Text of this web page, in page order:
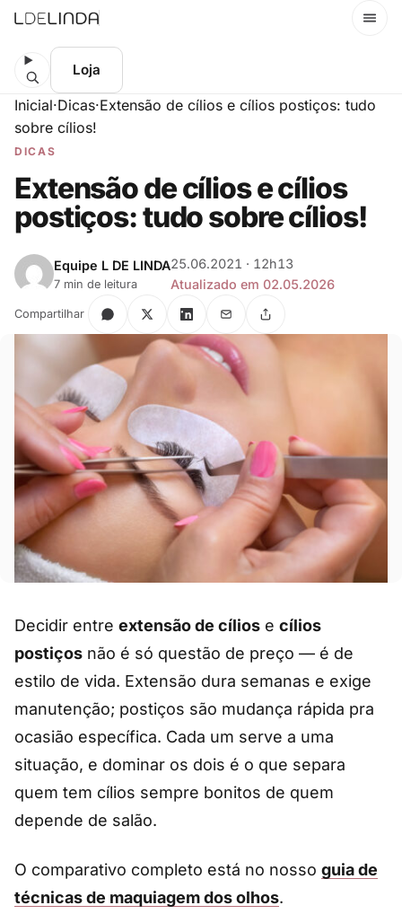
Menu
Loja
Inicial·Dicas·Extensão de cílios e cílios postiços: tudo
sobre cílios!
DICAS
Extensão de cílios e cílios
postiços: tudo sobre cílios!
Equipe L DE LINDA
7 min de leitura
25.06.2021 · 12h13
Atualizado em 02.05.2026
Compartilhar
Decidir entre extensão de cílios e cílios
postiços não é só questão de preço — é de
estilo de vida. Extensão dura semanas e exige
manutenção; postiços são mudança rápida pra
ocasião específica. Cada um serve a uma
situação, e dominar os dois é o que separa
quem tem cílios sempre bonitos de quem
depende de salão.
O comparativo completo está no nosso guia de
técnicas de maquiagem dos olhos.